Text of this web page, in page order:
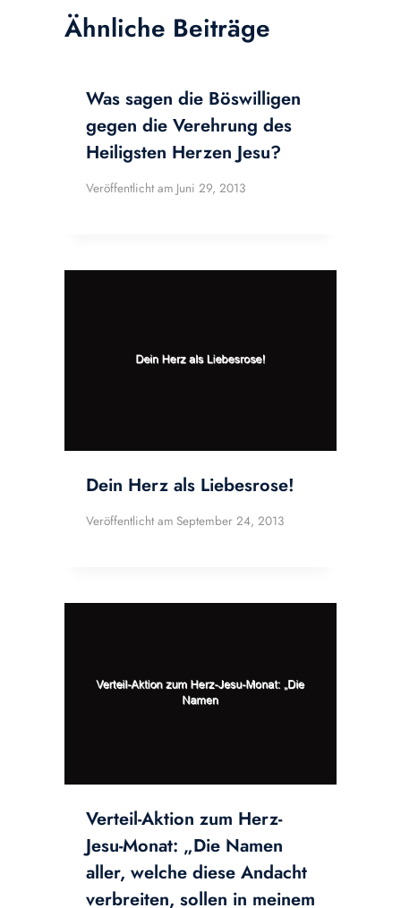
Ähnliche Beiträge
Was sagen die Böswilligen
gegen die Verehrung des
Heiligsten Herzen Jesu?
Veröffentlicht am Juni 29, 2013
Dein Herz als Liebesrose!
Veröffentlicht am September 24, 2013
Verteil-Aktion zum Herz-
Jesu-Monat: „Die Namen
aller, welche diese Andacht
verbreiten, sollen in meinem